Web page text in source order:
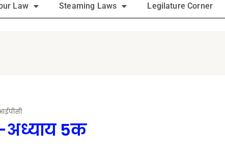
Law Steaming Laws Legilature Corner
अध्याय 5क